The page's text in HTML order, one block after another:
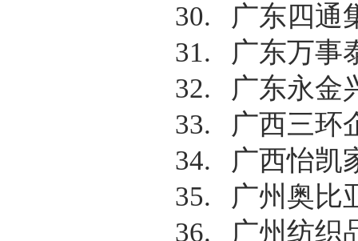
30.
广东四通
31.
广东万事
32.
广东永金
33.
广西三环
34.
广西怡凯
35.
广州奥比
36.
广州纺织